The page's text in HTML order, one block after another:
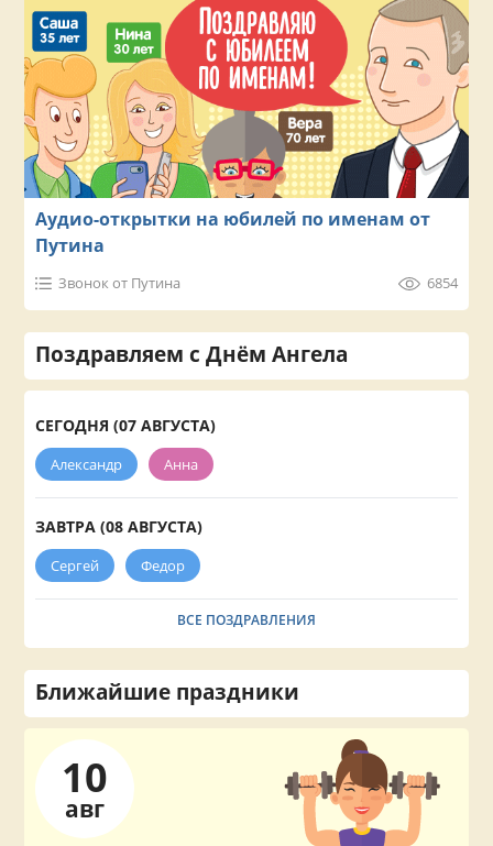
Аудио-открытки на юбилей по именам от
Путина
Звонок от Путина 6854
Поздравляем с Днём Ангела
СЕГОДНЯ (07 АВГУСТА)
Александр Анна
ЗАВТРА (08 АВГУСТА)
Сергей Федор
ВСЕ ПОЗДРАВЛЕНИЯ
Ближайшие праздники
10
авг